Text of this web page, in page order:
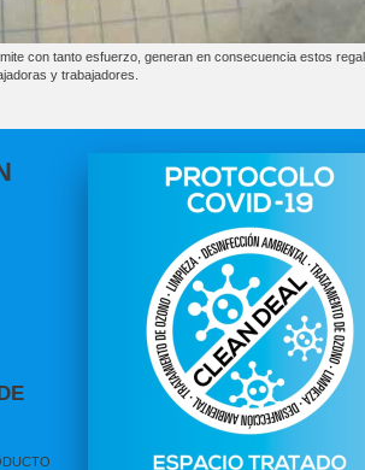
con tanto esfuerzo, generan en consecuencia estos
y trabajadores.